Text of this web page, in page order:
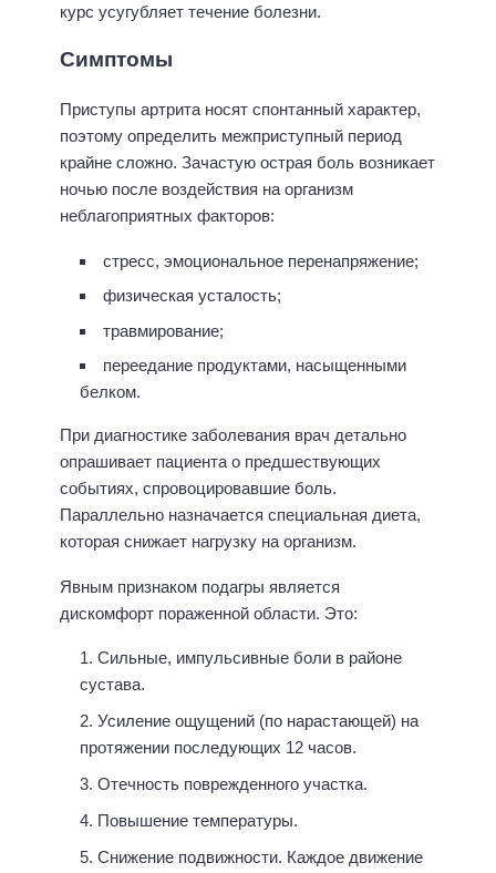
курс усугубляет течение болезни.
Симптомы
Приступы артрита носят спонтанный характер,
поэтому определить межприступный период
крайне сложно. Зачастую острая боль возникает
ночью после воздействия на организм
неблагоприятных факторов:
стресс, эмоциональное перенапряжение;
физическая усталость;
травмирование;
переедание продуктами, насыщенными
белком.
При диагностике заболевания врач детально
опрашивает пациента о предшествующих
событиях, спровоцировавшие боль.
Параллельно назначается специальная диета,
которая снижает нагрузку на организм.
Явным признаком подагры является
дискомфорт пораженной области. Это:
Сильные, импульсивные боли в районе
сустава.
Усиление ощущений (по нарастающей) на
протяжении последующих 12 часов.
Отечность поврежденного участка.
Повышение температуры.
Снижение подвижности. Каждое движение